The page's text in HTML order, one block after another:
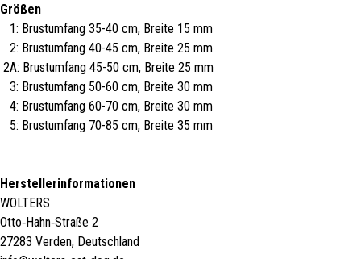
Größen
1: Brustumfang 35-40 cm, Breite 15 mm
2: Brustumfang 40-45 cm, Breite 25 mm
2A: Brustumfang 45-50 cm, Breite 25 mm
3: Brustumfang 50-60 cm, Breite 30 mm
4: Brustumfang 60-70 cm, Breite 30 mm
5: Brustumfang 70-85 cm, Breite 35 mm
Herstellerinformationen
WOLTERS
Otto‑Hahn‑Straße 2
27283 Verden, Deutschland